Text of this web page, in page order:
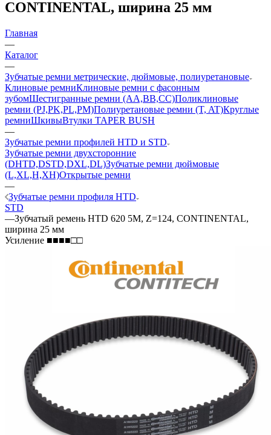
CONTINENTAL, ширина 25 мм
Главная
—
Каталог
—
Зубчатые ремни метрические, дюймовые, полиуретановые
Клиновые ремниКлиновые ремни с фасонным
зубомШестигранные ремни (AA,BB,CC)Поликлиновые
ремни (PJ,PK,PL,PM)Полиуретановые ремни (T, AT)Круглые
ремниШкивыВтулки TAPER BUSH
—
Зубчатые ремни профилей HTD и STD
Зубчатые ремни двухсторонние
(DHTD,DSTD,DXL,DL)Зубчатые ремни дюймовые
(L,XL,H,XH)Открытые ремни
—
Зубчатые ремни профиля HTD
STD
—Зубчатый ремень HTD 620 5M, Z=124, CONTINENTAL,
ширина 25 мм
Усиление ■■■■□□